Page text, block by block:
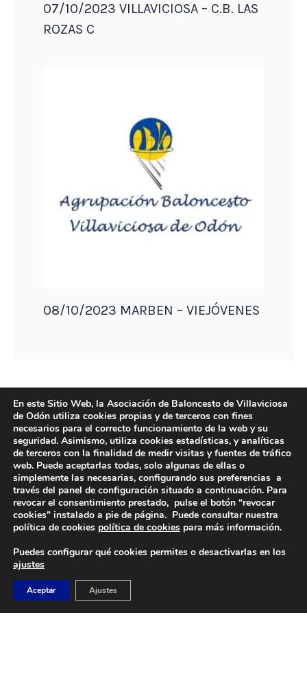
07/10/2023 VILLAVICIOSA – C.B. LAS
ROZAS C
08/10/2023 MARBEN – VIEJÓVENES
DIRECCIÓN
Camino de Sacedón 15
Villaviciosa de Odón (Madrid)
En este Sitio Web, la Asociación de Baloncesto de Villaviciosa
de Odón utiliza cookies propias y de terceros con fines
necesarios para el correcto funcionamiento de la web y su
seguridad. Asimismo, utiliza cookies estadísticas, y analíticas
de terceros con la finalidad de medir visitas y fuentes de tráfico
web. Puede aceptarlas todas, solo algunas de ellas o
simplemente las necesarias, configurando sus preferencias a
través del panel de configuración situado a continuación. Para
revocar el consentimiento prestado, pulse el botón “revocar
cookies” instalado a pie de página. Puede consultar nuestra
política de cookies política de cookies para más información.
Puedes configurar qué cookies permites o desactivarlas en los
ajustes
Aceptar Ajustes